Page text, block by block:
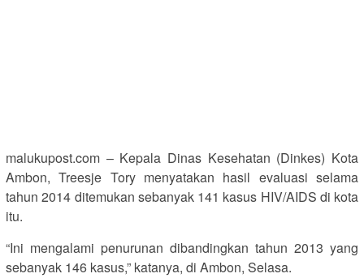
malukupost.com – Kepala Dinas Kesehatan (Dinkes) Kota
Ambon, Treesje Tory menyatakan hasil evaluasi selama
tahun 2014 ditemukan sebanyak 141 kasus HIV/AIDS di kota
itu.
“Ini mengalami penurunan dibandingkan tahun 2013 yang
sebanyak 146 kasus,” katanya, di Ambon, Selasa.